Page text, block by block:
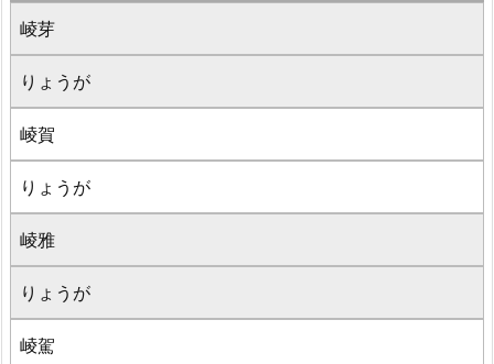
崚芽
りょうが
崚賀
りょうが
崚雅
りょうが
崚駕